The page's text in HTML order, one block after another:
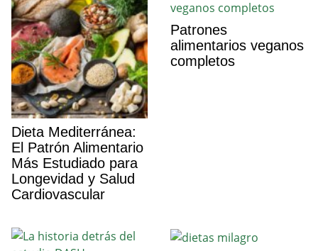
Dieta Mediterránea:
El Patrón Alimentario
Más Estudiado para
Longevidad y Salud
Cardiovascular
Patrones
alimentarios veganos
completos